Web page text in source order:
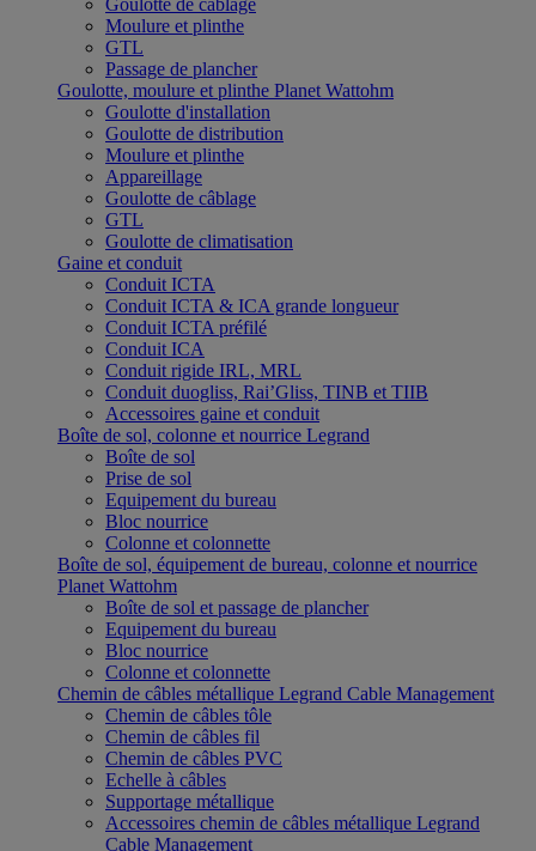
Goulotte de câblage
Moulure et plinthe
GTL
Passage de plancher
Goulotte, moulure et plinthe Planet Wattohm
Goulotte d'installation
Goulotte de distribution
Moulure et plinthe
Appareillage
Goulotte de câblage
GTL
Goulotte de climatisation
Gaine et conduit
Conduit ICTA
Conduit ICTA & ICA grande longueur
Conduit ICTA préfilé
Conduit ICA
Conduit rigide IRL, MRL
Conduit duogliss, Rai’Gliss, TINB et TIIB
Accessoires gaine et conduit
Boîte de sol, colonne et nourrice Legrand
Boîte de sol
Prise de sol
Equipement du bureau
Bloc nourrice
Colonne et colonnette
Boîte de sol, équipement de bureau, colonne et nourrice
Planet Wattohm
Boîte de sol et passage de plancher
Equipement du bureau
Bloc nourrice
Colonne et colonnette
Chemin de câbles métallique Legrand Cable Management
Chemin de câbles tôle
Chemin de câbles fil
Chemin de câbles PVC
Echelle à câbles
Supportage métallique
Accessoires chemin de câbles métallique Legrand
Cable Management